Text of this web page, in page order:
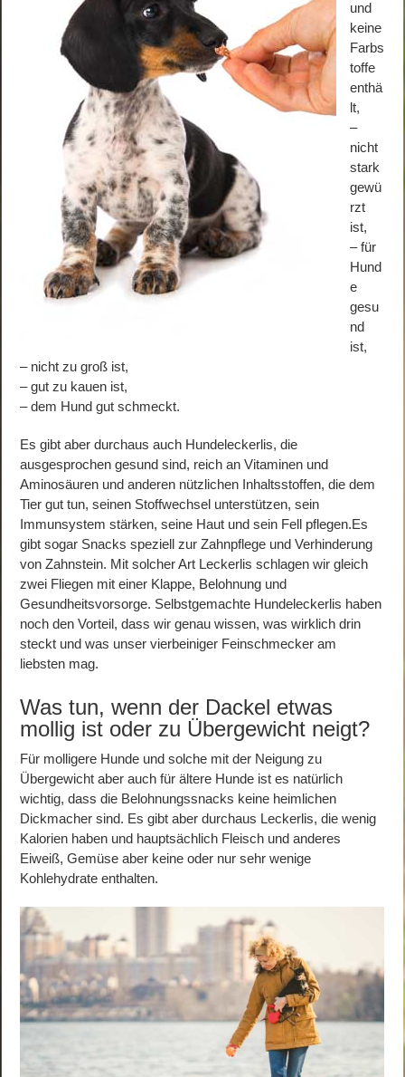
und
keine
Farbs
toffe
enthä
lt,
–
nicht
stark
gewü
rzt
ist,
– für
Hund
e
gesu
nd
ist,
– nicht zu groß ist,
– gut zu kauen ist,
– dem Hund gut schmeckt.
Es gibt aber durchaus auch Hundeleckerlis, die
ausgesprochen gesund sind, reich an Vitaminen und
Aminosäuren und anderen nützlichen Inhaltsstoffen, die dem
Tier gut tun, seinen Stoffwechsel unterstützen, sein
Immunsystem stärken, seine Haut und sein Fell pflegen.Es
gibt sogar Snacks speziell zur Zahnpflege und Verhinderung
von Zahnstein. Mit solcher Art Leckerlis schlagen wir gleich
zwei Fliegen mit einer Klappe, Belohnung und
Gesundheitsvorsorge. Selbstgemachte Hundeleckerlis haben
noch den Vorteil, dass wir genau wissen, was wirklich drin
steckt und was unser vierbeiniger Feinschmecker am
liebsten mag.
Was tun, wenn der Dackel etwas
mollig ist oder zu Übergewicht neigt?
Für molligere Hunde und solche mit der Neigung zu
Übergewicht aber auch für ältere Hunde ist es natürlich
wichtig, dass die Belohnungssnacks keine heimlichen
Dickmacher sind. Es gibt aber durchaus Leckerlis, die wenig
Kalorien haben und hauptsächlich Fleisch und anderes
Eiweiß, Gemüse aber keine oder nur sehr wenige
Kohlehydrate enthalten.